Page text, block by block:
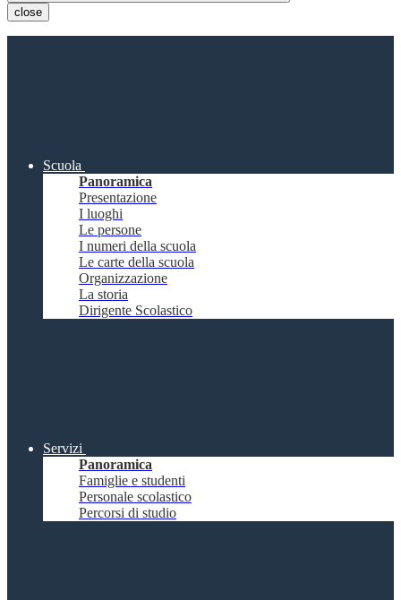
close
Scuola
Panoramica
Presentazione
I luoghi
Le persone
I numeri della scuola
Le carte della scuola
Organizzazione
La storia
Dirigente Scolastico
Servizi
Panoramica
Famiglie e studenti
Personale scolastico
Percorsi di studio